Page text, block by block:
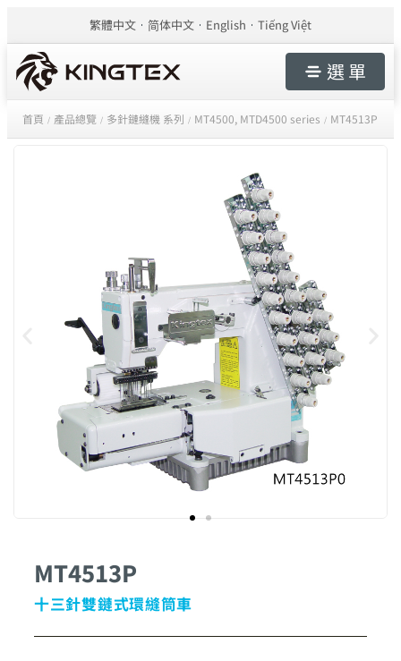
繁體中文 简体中文 English Tiếng Việt
選 單
首頁 / 產品總覽 / 多針鏈縫機 系列 / MT4500, MTD4500 series / MT4513P
MT4513P
十三針雙鏈式環縫筒車